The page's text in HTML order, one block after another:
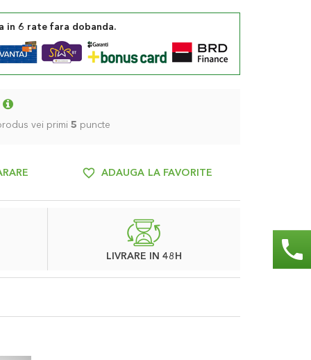
in 6 rate fara dobanda.
vei primi 5 puncte
ADAUGA LA FAVORITE
LIVRARE IN 48H phone